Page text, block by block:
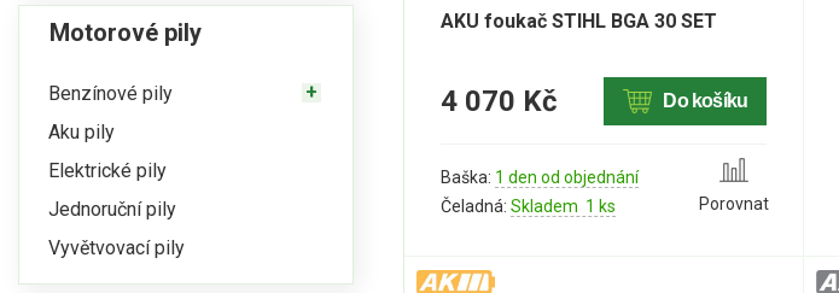
Motorové pily
Benzínové pily
Aku pily
Elektrické pily
Jednoruční pily
Vyvětvovací pily
AKU foukač STIHL BGA 30 SET
4 070 Kč Do košíku
Baška: 1 den od objednání
Čeladná: Skladem 1 ks Porovnat